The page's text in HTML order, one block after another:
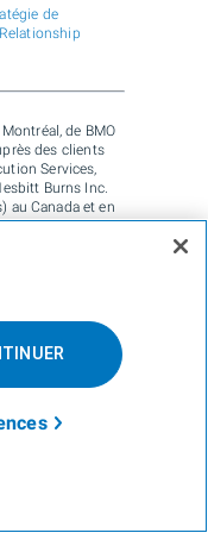
de
de BMO
des clients
Services,
Burns Inc.
au Canada et en
(autorisée et
« BMO
souligné) » est
à la